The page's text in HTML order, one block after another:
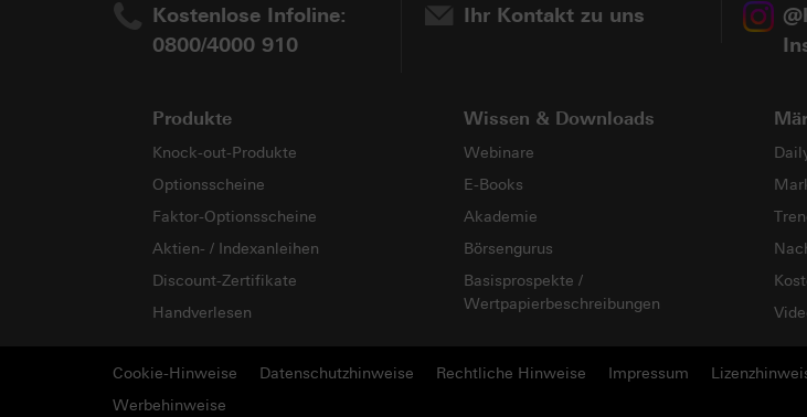
Kostenlose Infoline:
0800/4000 910
Ihr Kontakt zu uns
Produkte
Knock-out-Produkte
Optionsscheine
Faktor-Optionsscheine
Aktien- / Indexanleihen
Discount-Zertifikate
Handverlesen
Wissen & Downloads
Webinare
E-Books
Akademie
Börsengurus
Basisprospekte /
Wertpapierbeschreibungen
Cookie-Hinweise Datenschutzhinweise Rechtliche Hinweise Impressum
Werbehinweise